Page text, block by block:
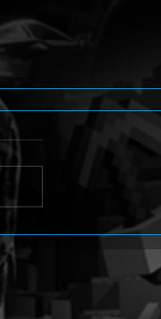
Persona 4 Revival stellt Yukiko
Amagi im neuen Trailer vor